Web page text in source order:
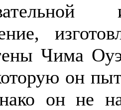
Чима
он
он не